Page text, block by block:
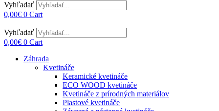
Vyhľadať
0,00€ 0 Cart
Vyhľadať
0,00€ 0 Cart
Záhrada
Kvetináče
Keramické kvetináče
ECO WOOD kvetináče
Kvetináče z prírodných materiálov
Plastové kvetináče